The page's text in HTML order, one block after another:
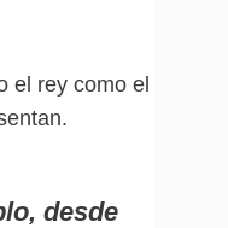
el rey como el
desde